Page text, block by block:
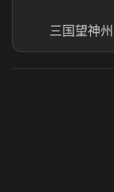
三国望神